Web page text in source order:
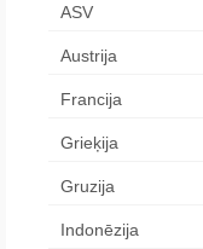
ASV
Austrija
Francija
Grieķija
Gruzija
Indonēzija